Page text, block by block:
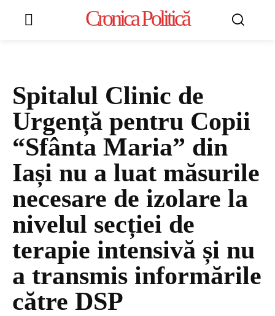
Cronica Politică
Spitalul Clinic de
Urgență pentru Copii
“Sfânta Maria” din
Iași nu a luat măsurile
necesare de izolare la
nivelul secției de
terapie intensivă și nu
a transmis informările
către DSP